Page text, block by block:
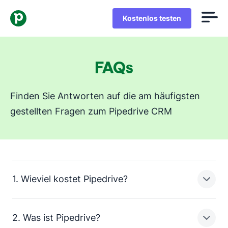
Kostenlos testen
FAQs
Finden Sie Antworten auf die am häufigsten
gestellten Fragen zum Pipedrive CRM
1. Wieviel kostet Pipedrive?
2. Was ist Pipedrive?